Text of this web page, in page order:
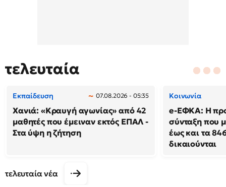
τελευταία
Εκπαίδευση 07.08.2026 - 05:35
Χανιά: «Κραυγή αγωνίας» από 42
μαθητές που έμειναν εκτός ΕΠΑΛ -
Στα ύψη η ζήτηση
Κοινωνία
e-ΕΦΚΑ: Η
σύνταξη που
έως και τα
δικαιούνται
τελευταία νέα